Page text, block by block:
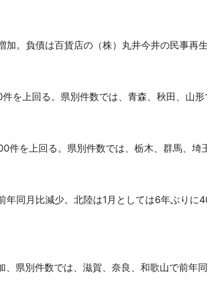
加。負債は百貨店の（株）丸井今井の民事再
を上回る。県別件数では、青森、秋田、山形
件を上回る。県別件数では、栃木、群馬、埼
年同月比減少。北陸は1月としては6年ぶり
、県別件数では、滋賀、奈良、和歌山で前年同